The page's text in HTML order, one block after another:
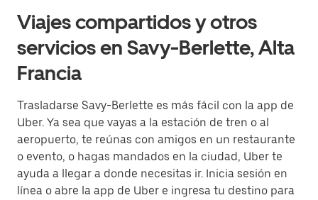
Viajes compartidos y otros
servicios en Savy-Berlette, Alta
Francia
Trasladarse Savy-Berlette es más fácil con la app de
Uber. Ya sea que vayas a la estación de tren o al
aeropuerto, te reúnas con amigos en un restaurante
o evento, o hagas mandados en la ciudad, Uber te
ayuda a llegar a donde necesitas ir. Inicia sesión en
línea o abre la app de Uber e ingresa tu destino para